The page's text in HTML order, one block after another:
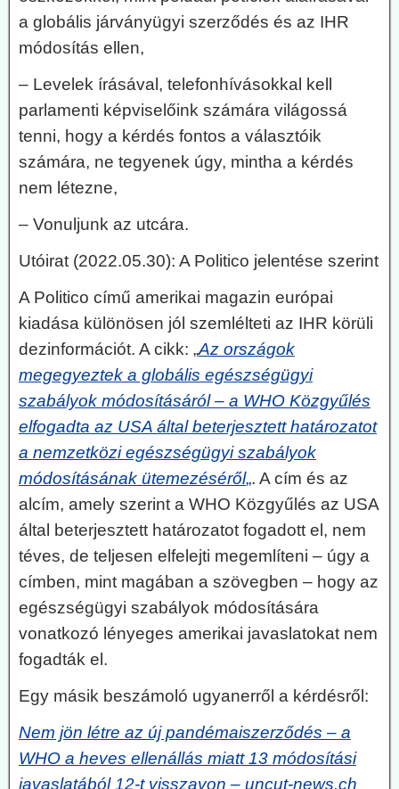
a globális járványügyi szerződés és az IHR
módosítás ellen,
– Levelek írásával, telefonhívásokkal kell
parlamenti képviselőink számára világossá
tenni, hogy a kérdés fontos a választóik
számára, ne tegyenek úgy, mintha a kérdés
nem létezne,
– Vonuljunk az utcára.
Utóirat (2022.05.30): A Politico jelentése szerint
A Politico című amerikai magazin európai
kiadása különösen jól szemlélteti az IHR körüli
dezinformációt. A cikk: „Az országok
megegyeztek a globális egészségügyi
szabályok módosításáról – a WHO Közgyűlés
elfogadta az USA által beterjesztett határozatot
a nemzetközi egészségügyi szabályok
módosításának ütemezéséről„. A cím és az
alcím, amely szerint a WHO Közgyűlés az USA
által beterjesztett határozatot fogadott el, nem
téves, de teljesen elfelejti megemlíteni – úgy a
címben, mint magában a szövegben – hogy az
egészségügyi szabályok módosítására
vonatkozó lényeges amerikai javaslatokat nem
fogadták el.
Egy másik beszámoló ugyanerről a kérdésről:
Nem jön létre az új pandémaiszerződés – a
WHO a heves ellenállás miatt 13 módosítási
javaslatából 12-t visszavon – uncut-news.ch